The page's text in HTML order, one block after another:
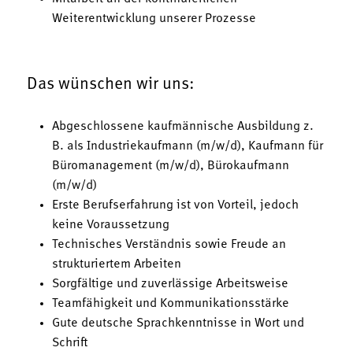
Weiterentwicklung unserer Prozesse
Das wünschen wir uns:
Abgeschlossene kaufmännische Ausbildung z.
B. als Industriekaufmann (m/w/d), Kaufmann für
Büromanagement (m/w/d), Bürokaufmann
(m/w/d)
Erste Berufserfahrung ist von Vorteil, jedoch
keine Voraussetzung
Technisches Verständnis sowie Freude an
strukturiertem Arbeiten
Sorgfältige und zuverlässige Arbeitsweise
Teamfähigkeit und Kommunikationsstärke
Gute deutsche Sprachkenntnisse in Wort und
Schrift